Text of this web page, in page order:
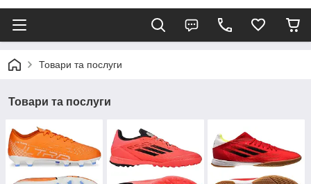
Товари та послуги
Товари та послуги